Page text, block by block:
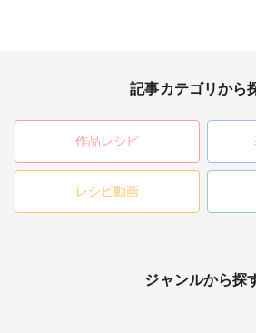
記事カテゴリから
作品レシピ
レシピ動画
ジャンルから探